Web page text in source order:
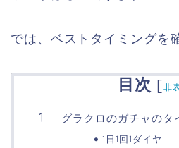
では、ベストタイミングを
目次 [非
グラクロのガチャのタ
1日1回1ダイヤ